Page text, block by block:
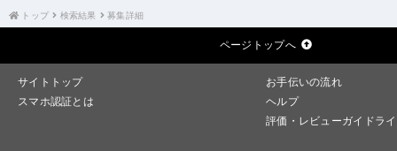
トップ 検索結果 募集詳細
ページトップへ
サイトトップ
お手伝いの流れ
スマホ認証とは
ヘルプ
評価・レビューガイドラ